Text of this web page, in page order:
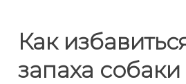
Как
запаха собаки